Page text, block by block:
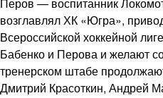
Перов — воспитанник
возглавлял ХК «Югра»,
Всероссийской хоккейной
Бабенко и Перова и желают
тренерском штабе
Дмитрий Красоткин, Андрей